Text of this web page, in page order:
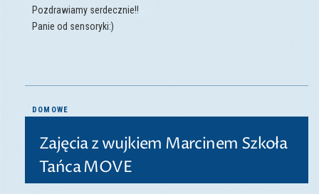
Pozdrawiamy serdecznie!!
Panie od sensoryki:)
DOMOWE
Zajęcia z wujkiem Marcinem Szkoła
Tańca MOVE